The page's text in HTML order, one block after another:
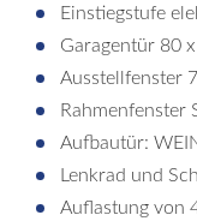
Einstiegstufe
Garagentür 80
Ausstellfenster
Rahmenfenster
Aufbautür:
Lenkrad und
Auflastung von